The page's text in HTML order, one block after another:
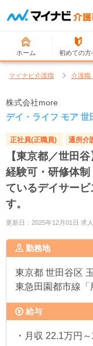
ホーム 初めての方
マイナビ介護職 介護職
株式会社more
デイ・ライフ モア 世
正社員(正職員) 通所介
【東京都／世田
経験可・研修体
ているデイサー
す。
更新日：2025年12月01日 求
勤務地
東京都 世田谷区
東急田園都市線「
給与
・月収 22.1万円